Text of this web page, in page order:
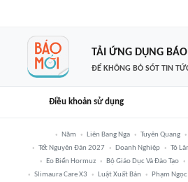
TẢI ỨNG DỤNG
ĐỂ KHÔNG BỎ SÓT TIN
Điều khoản sử dụng
Năm Liên Bang Nga Tuyên Quang
Tết Nguyên Đán 2027
Doanh Nghiệp Tô
Eo Biển Hormuz
Bộ Giáo Dục Và Đào Tạo
Slimaura Care X3
Luật Xuất Bản Phạm